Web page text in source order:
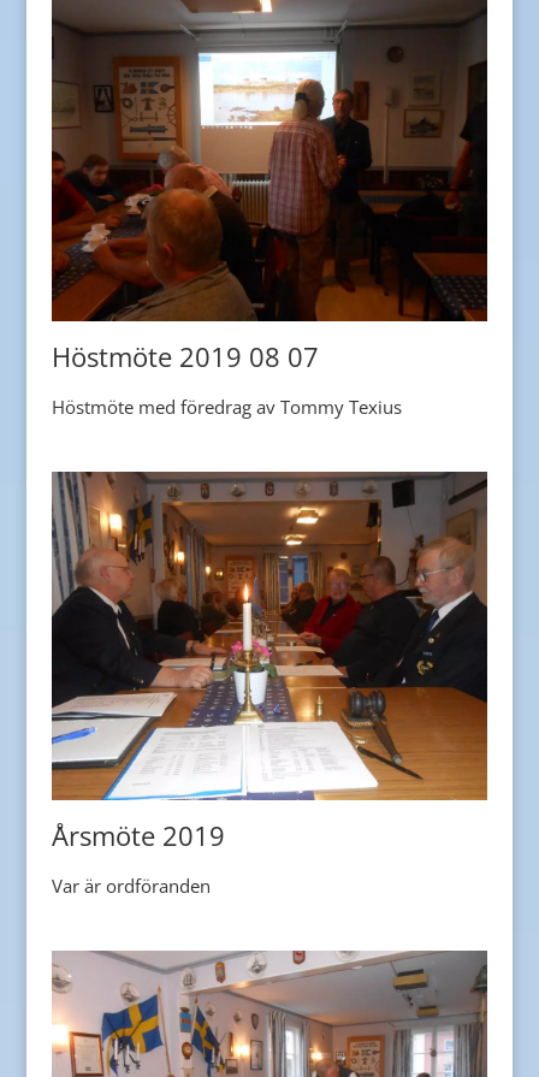
Höstmöte 2019 08 07
Höstmöte med föredrag av Tommy Texius
Årsmöte 2019
Var är ordföranden